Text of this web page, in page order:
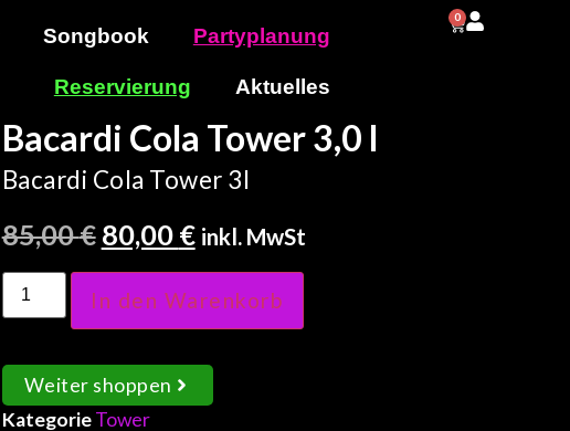
Songbook Partyplanung
Reservierung Aktuelles
0
Bacardi Cola Tower 3,0 l
Bacardi Cola Tower 3l
85,00€ 80,00 € inkl. MwSt
In den Warenkorb
Weiter shoppen
Kategorie Tower